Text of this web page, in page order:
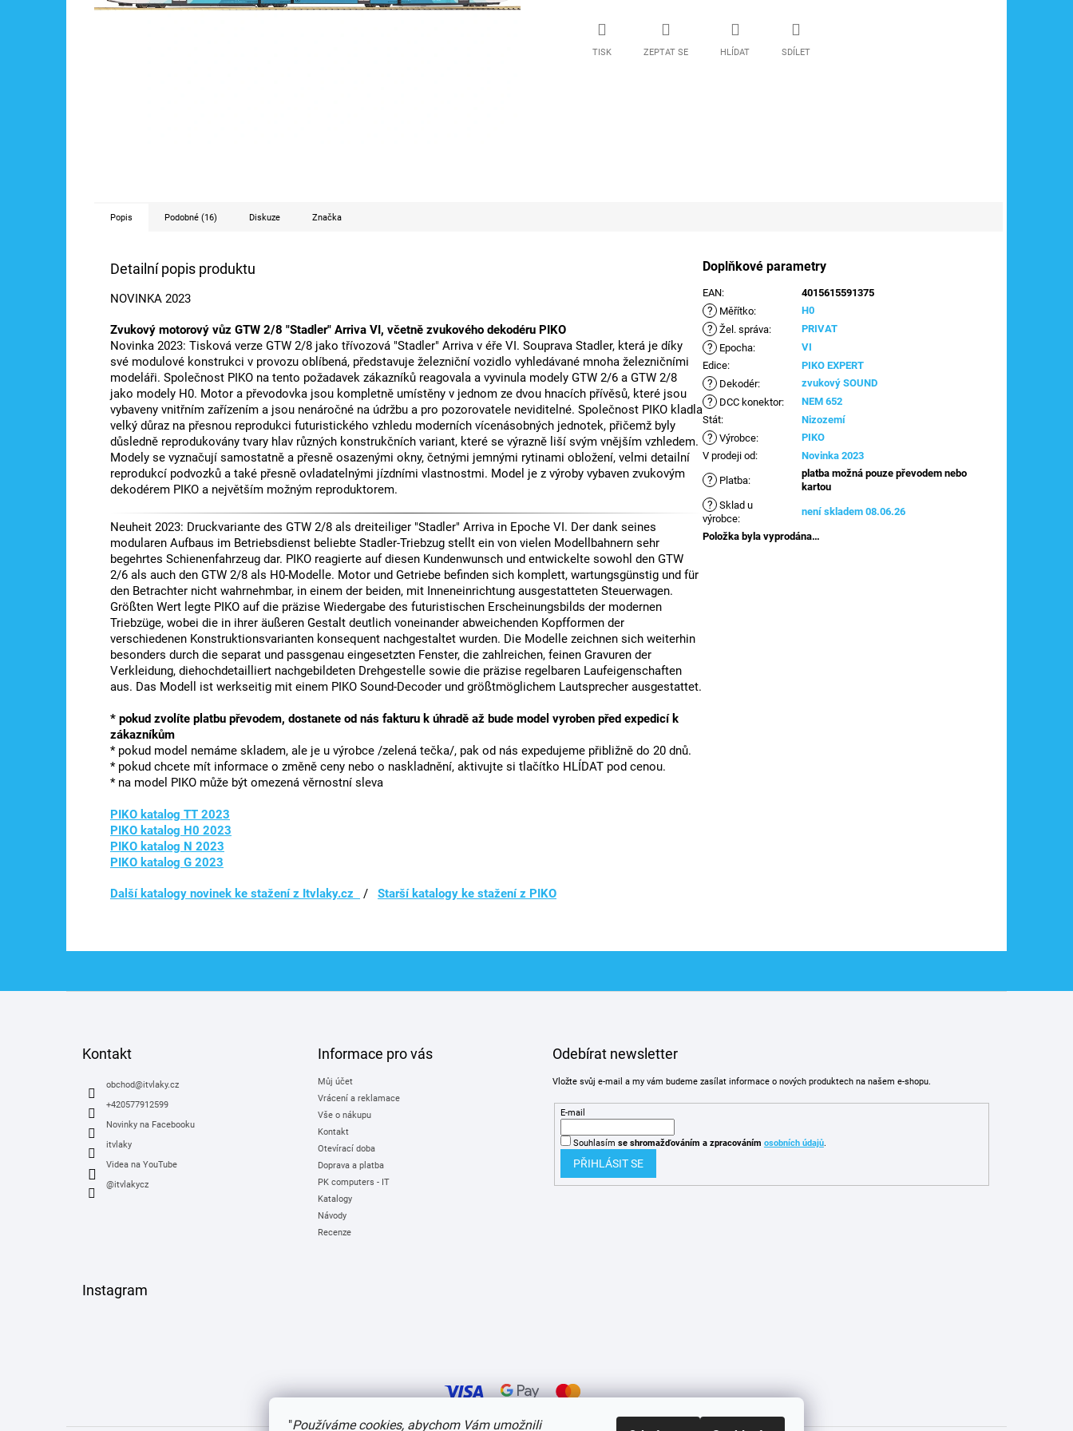
"Používáme cookies, abychom Vám umožnili
TISK ZEPTAT SE HLÍDAT SDÍLET
Popis Podobné (16) Diskuze Značka
Detailní popis produktu
NOVINKA 2023
Zvukový motorový vůz GTW 2/8 "Stadler" Arriva VI, včetně zvukového dekodéru PIKO
Novinka 2023: Tisková verze GTW 2/8 jako třívozová "Stadler" Arriva v éře VI. Souprava Stadler, která je díky
své modulové konstrukci v provozu oblíbená, představuje železniční vozidlo vyhledávané mnoha železničními
modeláři. Společnost PIKO na tento požadavek zákazníků reagovala a vyvinula modely GTW 2/6 a GTW 2/8
jako modely H0. Motor a převodovka jsou kompletně umístěny v jednom ze dvou hnacích přívěsů, které jsou
vybaveny vnitřním zařízením a jsou nenáročné na údržbu a pro pozorovatele neviditelné. Společnost PIKO kladla
velký důraz na přesnou reprodukci futuristického vzhledu moderních vícenásobných jednotek, přičemž byly
důsledně reprodukovány tvary hlav různých konstrukčních variant, které se výrazně liší svým vnějším vzhledem.
Modely se vyznačují samostatně a přesně osazenými okny, četnými jemnými rytinami obložení, velmi detailní
reprodukcí podvozků a také přesně ovladatelnými jízdními vlastnostmi. Model je z výroby vybaven zvukovým
dekodérem PIKO a největším možným reproduktorem.
Neuheit 2023: Druckvariante des GTW 2/8 als dreiteiliger "Stadler" Arriva in Epoche VI. Der dank seines
modularen Aufbaus im Betriebsdienst beliebte Stadler-Triebzug stellt ein von vielen Modellbahnern sehr
begehrtes Schienenfahrzeug dar. PIKO reagierte auf diesen Kundenwunsch und entwickelte sowohl den GTW
2/6 als auch den GTW 2/8 als H0-Modelle. Motor und Getriebe befinden sich komplett, wartungsgünstig und für
den Betrachter nicht wahrnehmbar, in einem der beiden, mit Inneneinrichtung ausgestatteten Steuerwagen.
Größten Wert legte PIKO auf die präzise Wiedergabe des futuristischen Erscheinungsbilds der modernen
Triebzüge, wobei die in ihrer äußeren Gestalt deutlich voneinander abweichenden Kopfformen der
verschiedenen Konstruktionsvarianten konsequent nachgestaltet wurden. Die Modelle zeichnen sich weiterhin
besonders durch die separat und passgenau eingesetzten Fenster, die zahlreichen, feinen Gravuren der
Verkleidung, diehochdetailliert nachgebildeten Drehgestelle sowie die präzise regelbaren Laufeigenschaften
aus. Das Modell ist werkseitig mit einem PIKO Sound-Decoder und größtmöglichem Lautsprecher ausgestattet.
* pokud zvolíte platbu převodem, dostanete od nás fakturu k úhradě až bude model vyroben před expedicí k
zákazníkům
* pokud model nemáme skladem, ale je u výrobce /zelená tečka/, pak od nás expedujeme přibližně do 20 dnů.
* pokud chcete mít informace o změně ceny nebo o naskladnění, aktivujte si tlačítko HLÍDAT pod cenou.
* na model PIKO může být omezená věrnostní sleva
PIKO katalog TT 2023
PIKO katalog H0 2023
PIKO katalog N 2023
PIKO katalog G 2023
Další katalogy novinek ke stažení z Itvlaky.cz / Starší katalogy ke stažení z PIKO
Doplňkové parametry
EAN: 4015615591375
? Měřítko: H0
? Žel. správa: PRIVAT
? Epocha:
VI
Edice: PIKO EXPERT
? Dekodér: zvukový SOUND
? DCC konektor:
NEM 652
Stát: Nizozemí
? Výrobce:
PIKO
V prodeji od: Novinka 2023
? Platba:
platba možná pouze převodem nebo
kartou
? Sklad u
výrobce:
není skladem 08.06.26
Položka byla vyprodána…
Kontakt
obchod@itvlaky.cz
+420577912599
Novinky na Facebooku
itvlaky
Videa na YouTube
@itvlakycz
Informace pro vás
Můj účet
Vrácení a reklamace
Vše o nákupu
Kontakt
Otevírací doba
Doprava a platba
PK computers - IT
Katalogy
Návody
Recenze
Odebírat newsletter
Vložte svůj e-mail a my vám budeme zasílat informace o nových produktech na našem e-shopu.
E-mail
Souhlasím se shromažďováním a zpracováním osobních údajů.
PŘIHLÁSIT SE
Instagram